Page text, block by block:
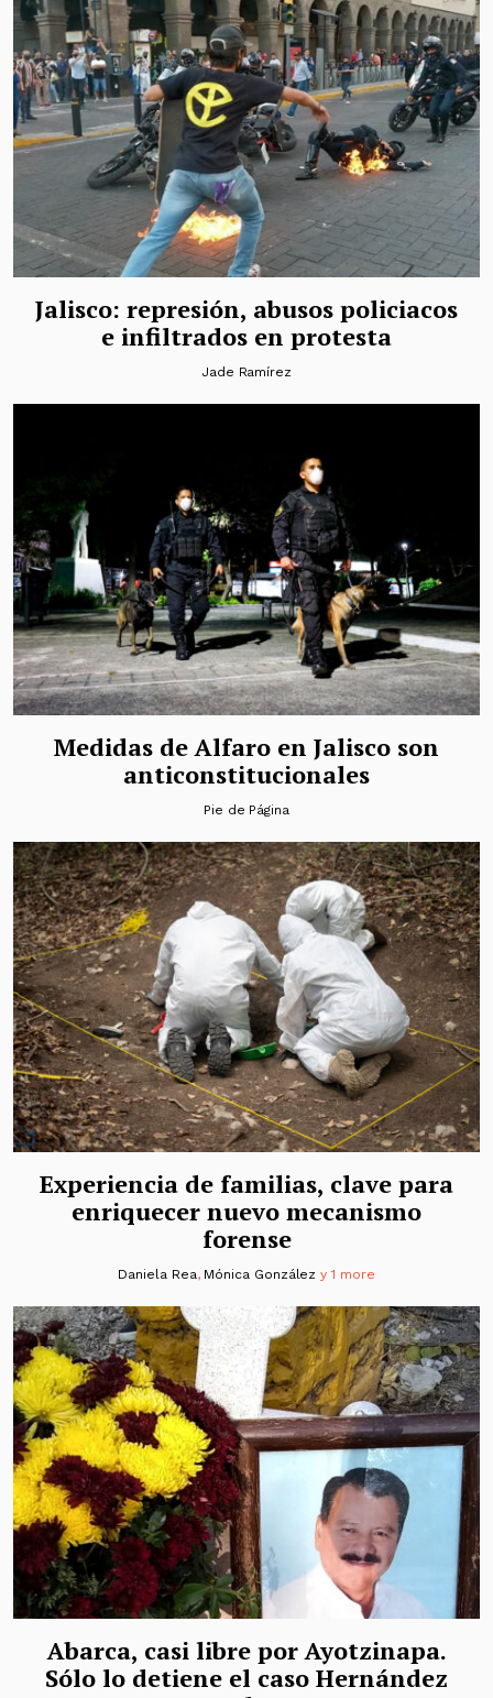
Jalisco: represión, abusos policiacos
e infiltrados en protesta
Jade Ramírez
Medidas de Alfaro en Jalisco son
anticonstitucionales
Pie de Página
Experiencia de familias, clave para
enriquecer nuevo mecanismo
forense
Daniela Rea, Mónica González y 1 more
Abarca, casi libre por Ayotzinapa.
Sólo lo detiene el caso Hernández